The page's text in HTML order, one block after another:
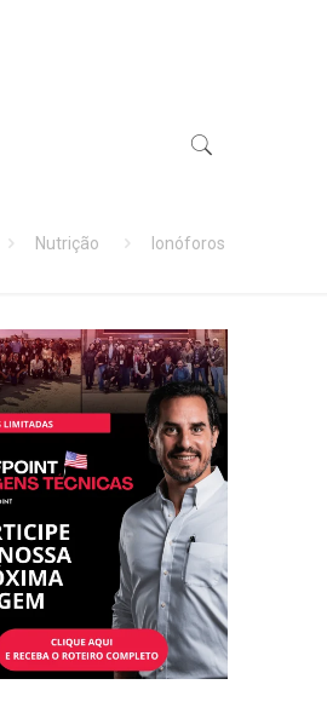
Nutrição Ionóforos